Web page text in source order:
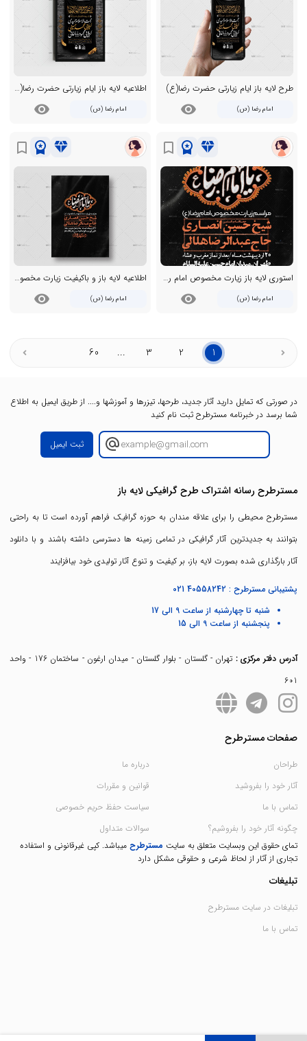
طرح لایه باز ایام زیارتی حضرت رضا(ع)
امام رضا (ص) visibility
اطلاعیه لایه باز ایام زیارتی حضرت رضا(ع)
امام رضا (ص) visibility
diamond
workspace_premium
bookmark_border
استوری لایه باز زیارت مخصوص امام رضا ع
امام رضا (ص) visibility
diamond
workspace_premium
bookmark_border
اطلاعیه لایه باز و باکیفیت زیارت مخصوص امام رضا (ع) + استوری
امام رضا (ص) visibility
1
2
3
...
60
در صورتی که تمایل دارید آثار جدید، طرحها، تیزرها و آموزشها و.... از طریق ایمیل به اطلاع
شما برسد در خبرنامه مسترطرح ثبت نام کنید
ثبت ایمیل
مسترطرح رسانه اشتراک طرح گرافیکی لایه باز
مسترطرح محیطی را برای علاقه مندان به حوزه گرافیک فراهم آورده است تا به راحتی
بتوانند به جدیدترین آثار گرافیکی در تمامی زمینه ها دسترسی داشته باشند و با دانلود
آثار بارگذاری شده بصورت لایه باز، بر کیفیت و تنوع آثار تولیدی خود بیافزایند
پشتیبانی مسترطرح : 021 40558242
شنبه تا چهارشنبه از ساعت 9 الی 17
پنجشنبه از ساعت 9 الی 15
آدرس دفتر مرکزی :
تهران - گلستان - بلوار گلستان - میدان ارغون - ساختمان 176 - واحد
601
صفحات مسترطرح
طراحان
آثار خود را بفروشید
تماس با ما
چگونه آثار خود را بفروشیم؟
درباره ما
قوانین و مقررات
سیاست حفظ حریم خصوصی
سوالات متداول
تمای حقوق این وبسایت متعلق به سایت مسترطرح میباشد. کپی غیرقانونی و استفاده
تجاری از آثار از لحاظ شرعی و حقوقی مشکل دارد
تبلیغات
تبلیغات در سایت مسترطرح
تماس با ما